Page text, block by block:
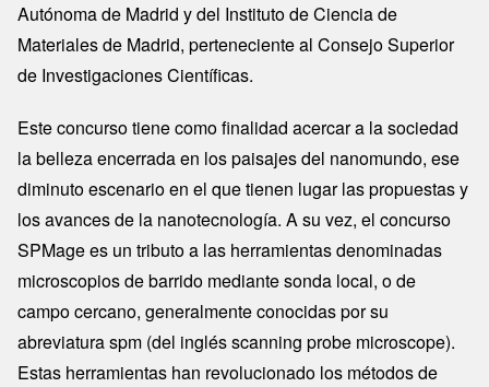
Autónoma de Madrid y del Instituto de Ciencia de
Materiales de Madrid, perteneciente al Consejo Superior
de Investigaciones Científicas.
Este concurso tiene como finalidad acercar a la sociedad
la belleza encerrada en los paisajes del nanomundo, ese
diminuto escenario en el que tienen lugar las propuestas y
los avances de la nanotecnología. A su vez, el concurso
SPMage es un tributo a las herramientas denominadas
microscopios de barrido mediante sonda local, o de
campo cercano, generalmente conocidas por su
abreviatura spm (del inglés scanning probe microscope).
Estas herramientas han revolucionado los métodos de